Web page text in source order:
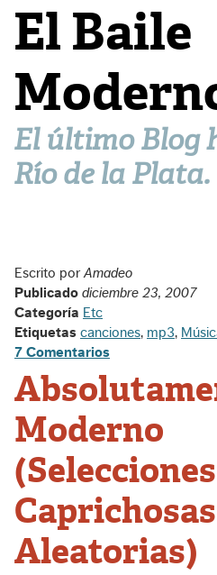
El Baile
El último Blog
Río de la Plata.
Escrito porAmadeo
Publicado diciembre 23, 2007
Categoría Etc
Etiquetas canciones, mp3,
7 Comentarios
Moderno
(Selecciones
Aleatorias)